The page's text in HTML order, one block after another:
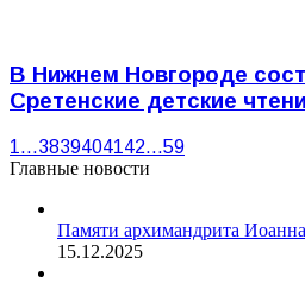
В Нижнем Новгороде
Сретенские детские
1…3839404142…59
Главные новости
Памяти архимандрита
15.12.2025